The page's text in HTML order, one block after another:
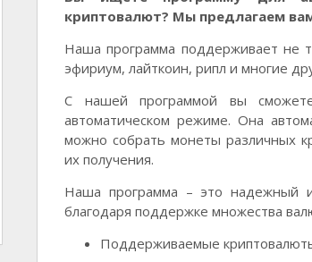
криптовалют? Мы предлагаем
Наша программа поддерживает не
эфириум, лайткоин, рипл и многие
С нашей программой вы
автоматическом режиме. Она
можно собрать монеты различных
их получения.
Наша программа – это надежный
благодаря поддержке множества
Поддерживаемые